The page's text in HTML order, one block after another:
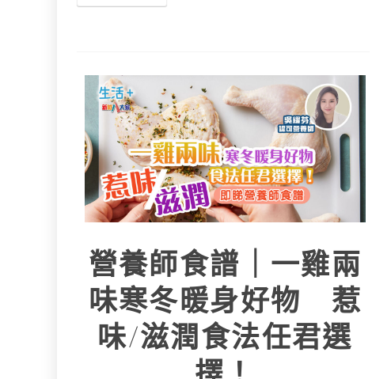
營養師食譜｜一雞兩
味寒冬暖身好物 惹
味/滋潤食法任君選